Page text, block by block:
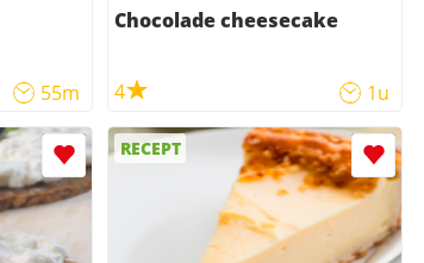
55m
Chocolade cheesecake
4 1u
RECEPT